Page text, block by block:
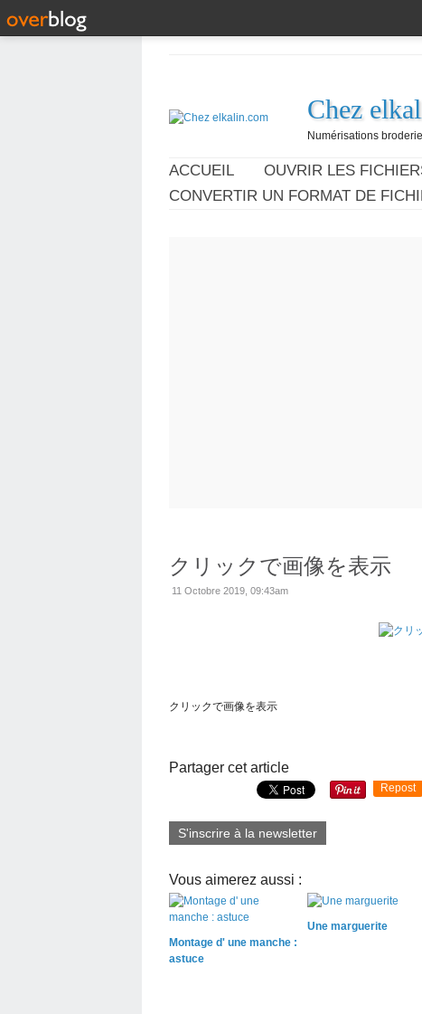
Chez
Numérisations
ACCUEIL OUVRIR LES
CONVERTIR UN FORMAT DE
クリックで画像を表示
11 Octobre 2019, 09:43am
クリックで画像を表示
Partager cet article
Repost
S'inscrire à la newsletter
Vous aimerez aussi :
Montage d' une manche :
astuce
Une marguerite